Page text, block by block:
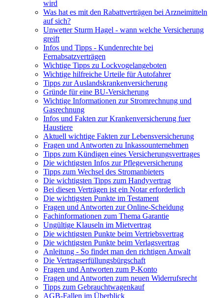
wird
Was hat es mit den Rabattverträgen bei Arzneimitteln
auf sich?
Unwetter Sturm Hagel - wann welche Versicherung
greift
Infos und Tipps - Kundenrechte bei
Fernabsatzverträgen
Wichtige Tipps zu Lockvogelangeboten
Wichtige hilfreiche Urteile für Autofahrer
Tipps zur Auslandskrankenversicherung
Gründe für eine BU-Versicherung
Wichtige Informationen zur Stromrechnung und
Gasrechnung
Infos und Fakten zur Krankenversicherung fuer
Haustiere
Aktuell wichtige Fakten zur Lebensversicherung
Fragen und Antworten zu Inkassounternehmen
Tipps zum Kündigen eines Versicherungsvertrages
Die wichtigsten Infos zur Pflegeversicherung
Tipps zum Wechsel des Stromanbieters
Die wichtigsten Tipps zum Handyvertrag
Bei diesen Verträgen ist ein Notar erforderlich
Die wichtigsten Punkte im Testament
Fragen und Antworten zur Online-Scheidung
Fachinformationen zum Thema Garantie
Ungültige Klauseln im Mietvertrag
Die wichtigsten Punkte beim Vertriebsvertrag
Die wichtigsten Punkte beim Verlagsvertrag
Anleitung - So findet man den richtigen Anwalt
Die Vertragserfüllungsbürgschaft
Fragen und Antworten zum P-Konto
Fragen und Antworten zum neuen Widerrufsrecht
Tipps zum Gebrauchtwagenkauf
AGB-Fallen im Überblick